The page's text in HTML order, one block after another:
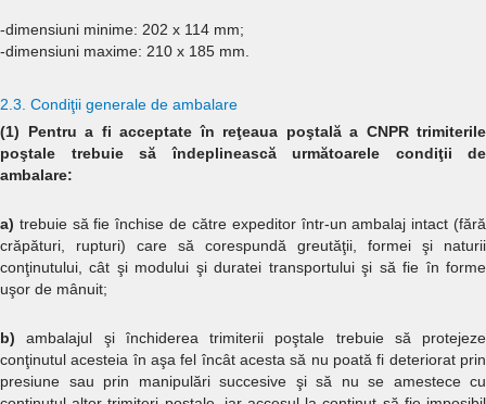
-dimensiuni minime: 202 x 114 mm;
-dimensiuni maxime: 210 x 185 mm.
2.3. Condiţii generale de ambalare
(1) Pentru a fi acceptate în reţeaua poştală a CNPR trimiterile
poştale trebuie să îndeplinească următoarele condiţii de
ambalare:
a) trebuie să fie închise de către expeditor într-un ambalaj intact (fără
crăpături, rupturi) care să corespundă greutăţii, formei şi naturii
conţinutului, cât şi modului şi duratei transportului şi să fie în forme
uşor de mânuit;
b) ambalajul şi închiderea trimiterii poştale trebuie să protejeze
conţinutul acesteia în aşa fel încât acesta să nu poată fi deteriorat prin
presiune sau prin manipulări succesive şi să nu se amestece cu